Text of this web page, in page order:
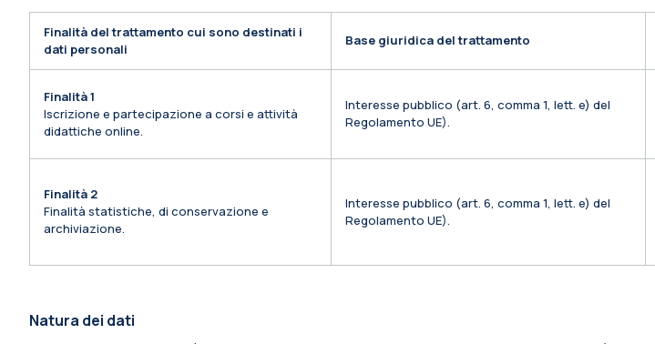
Finalità del trattamento cui sono destinati i
dati personali
Base giuridica del trattamento
Finalità 1
Iscrizione e partecipazione a corsi e attività
didattiche online.
Interesse pubblico (art. 6, comma 1, lett. e) del
Regolamento UE).
Finalità 2
Finalità statistiche, di conservazione e
archiviazione.
Interesse pubblico (art. 6, comma 1, lett. e) del
Regolamento UE).
Natura dei dati